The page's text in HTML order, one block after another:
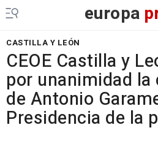
europa
CASTILLA Y LEÓN
CEOE Castilla y
por unanimidad
de Antonio
Presidencia de la